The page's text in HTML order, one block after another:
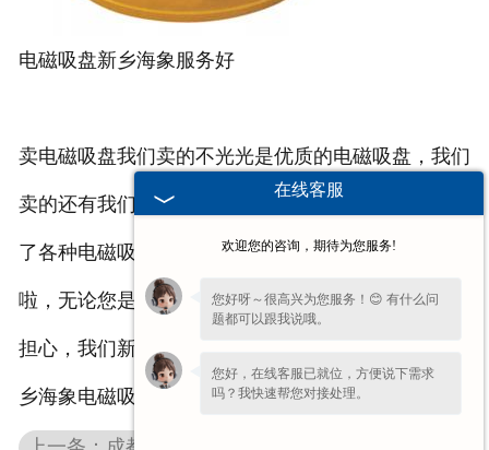
电磁吸盘新乡海象服务好
卖电磁吸盘我们卖的不光光是优质的电磁吸盘，我们
卖的还有我们的服务。当您在我们新乡海象官网看到
了各种电磁吸盘规格，咨询清楚后，我们就可以下单
啦，无论您是新乡的还是远在其他城市的，您都不要
担心，我们新乡海象各地区都有专人跟踪服务的，新
乡海象电磁吸盘就是让您买的放心！
在线客服
欢迎您的咨询，期待为您服务!
您好呀～很高兴为您服务！😊 有什么问
题都可以跟我说哦。
您好，在线客服已就位，方便说下需求
吗？我快速帮您对接处理。